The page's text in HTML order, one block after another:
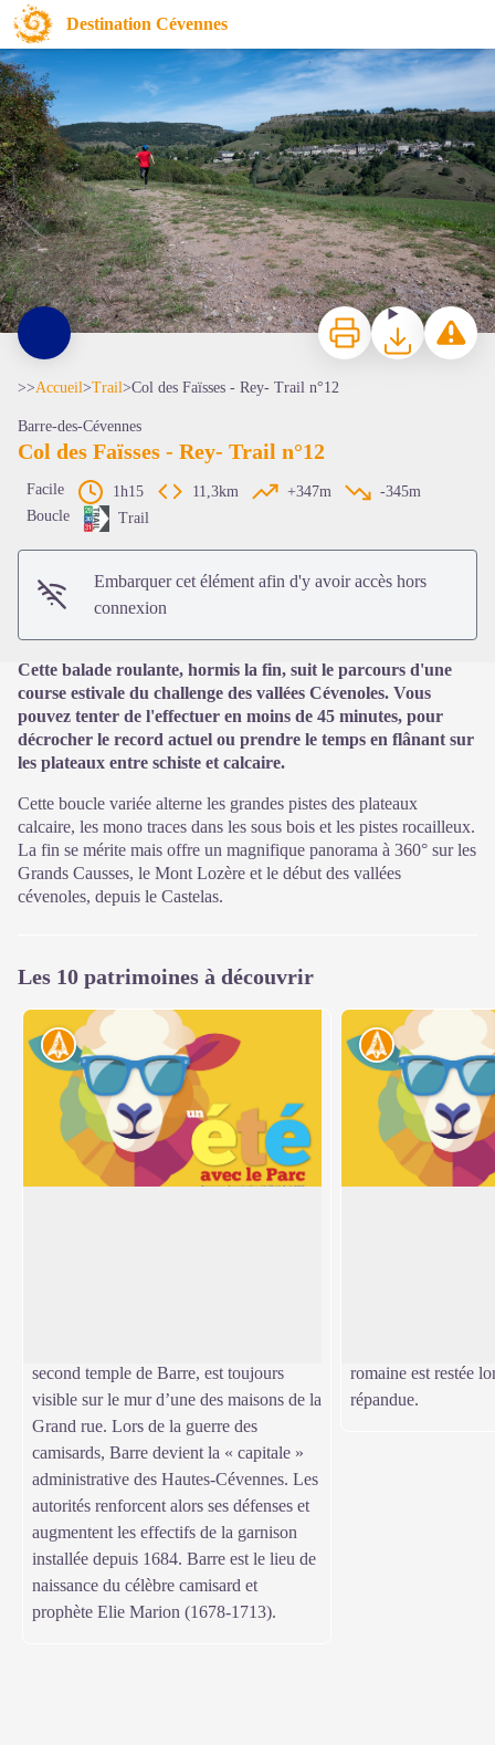
Destination Cévennes
Col des Faïsses - Rey- Trail n°12
© Richard Vergely
ImprimerTéléchargerSignaler
>>Accueil>Trail>Col des Faïsses - Rey- Trail n°12
Barre-des-Cévennes
Col des Faïsses - Rey- Trail n°12
Facile 1h15 11,3km +347m
-345m
Boucle
Trail
Embarquer cet élément afin d'y avoir accès hors
connexion
Cette balade roulante, hormis la fin, suit le parcours d'une
course estivale du challenge des vallées Cévenoles. Vous
pouvez tenter de l'effectuer en moins de 45 minutes, pour
décrocher le record actuel ou prendre le temps en flânant sur
les plateaux entre schiste et calcaire.
Cette boucle variée alterne les grandes pistes des plateaux
calcaire, les mono traces dans les sous bois et les pistes rocailleux.
La fin se mérite mais offre un magnifique panorama à 360° sur les
Grands Causses, le Mont Lozère et le début des vallées
cévenoles, depuis le Castelas.
Les 10 patrimoines à découvrir
Histoire
second temple de Barre, est toujours
visible sur le mur d’une des maisons de la
Grand rue. Lors de la guerre des
camisards, Barre devient la « capitale »
administrative des Hautes-Cévennes. Les
autorités renforcent alors ses défenses et
augmentent les effectifs de la garnison
installée depuis 1684. Barre est le lieu de
naissance du célèbre camisard et
prophète Elie Marion (1678-1713).
Histoire
romaine est restée
répandue.